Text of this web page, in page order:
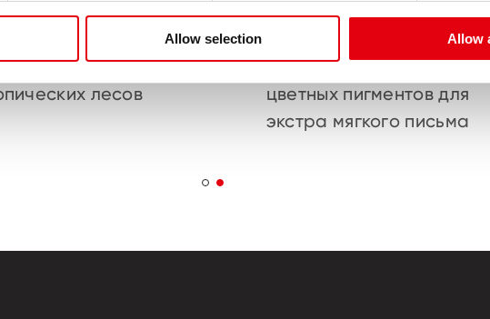
Allow selection Allow
древесины
лесов
Высокое содержание
цветных пигментов для
экстра мягкого письма